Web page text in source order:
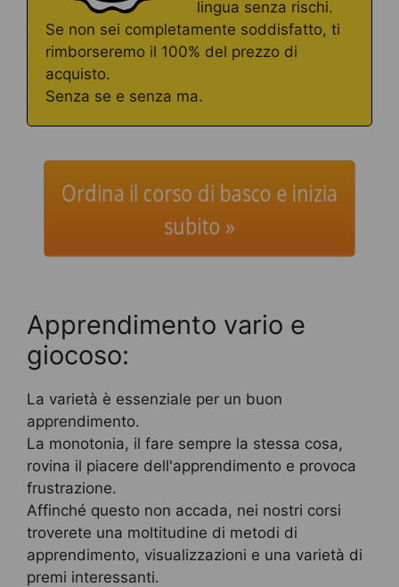
lingua senza rischi.
Se non sei completamente soddisfatto, ti
rimborseremo il 100% del prezzo di
acquisto.
Senza se e senza ma.
Ordina il corso di basco e inizia
subito »
Apprendimento vario e
giocoso:
La varietà è essenziale per un buon
apprendimento.
La monotonia, il fare sempre la stessa cosa,
rovina il piacere dell'apprendimento e provoca
frustrazione.
Affinché questo non accada, nei nostri corsi
troverete una moltitudine di metodi di
apprendimento, visualizzazioni e una varietà di
premi interessanti.